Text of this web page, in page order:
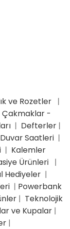
ve Rozetler |
Çakmaklar -
| Defterler |
Duvar Saatleri |
| Kalemler
Ürünleri |
Hediyeler |
| Powerbank
| Teknolojik
ve Kupalar|
|